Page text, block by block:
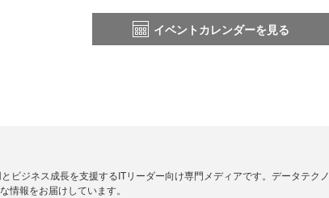
イベントカレンダーを見る
ビジネス成長を支援するITリーダー向け専門メディアです。データテクノ
情報をお届けしています。